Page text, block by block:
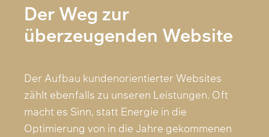
Der Weg zur
überzeugenden Website
Der Aufbau kundenorientierter Websites
zählt ebenfalls zu unseren Leistungen. Oft
macht es Sinn, statt Energie in die
Optimierung von in die Jahre gekommenen